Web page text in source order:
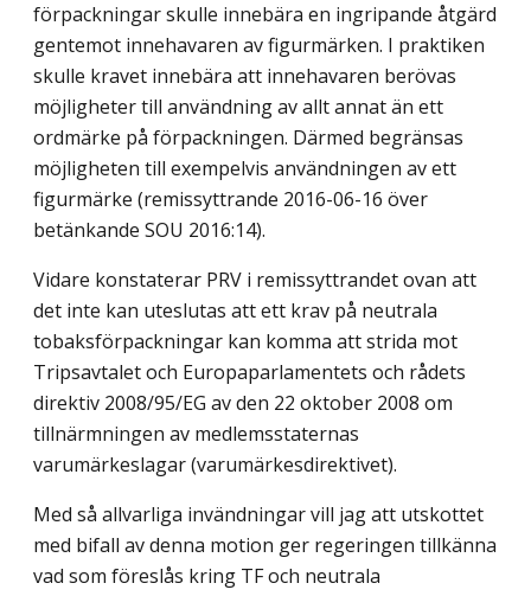
förpackningar skulle innebära en ingripande åtgärd
gentemot innehavaren av figurmärken. I praktiken
skulle kravet innebära att innehavaren berövas
möjligheter till användning av allt annat än ett
ordmärke på förpackningen. Därmed begränsas
möjligheten till exempelvis användningen av ett
figurmärke (remissyttrande 2016-06-16 över
betänkande SOU 2016:14).
Vidare konstaterar PRV i remissyttrandet ovan att
det inte kan uteslutas att ett krav på neutrala
tobaksförpackningar kan komma att strida mot
Tripsavtalet och Europaparlamentets och rådets
direktiv 2008/95/EG av den 22 oktober 2008 om
tillnärmningen av medlemsstaternas
varumärkeslagar (varumärkesdirektivet).
Med så allvarliga invändningar vill jag att utskottet
med bifall av denna motion ger regeringen tillkänna
vad som föreslås kring TF och neutrala